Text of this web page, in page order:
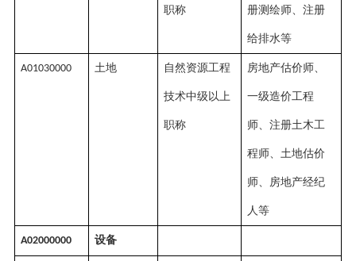
职称 册测绘师、注册
给排水等
A01030000 土地 自然资源工程
技术中级以上
职称
房地产估价师、
一级造价工程
师、注册土木工
程师、土地估价
师、房地产经纪
人等
A02000000 设备